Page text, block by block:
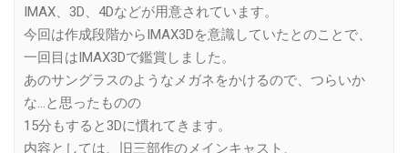
IMAX、3D、4Dなどが用意されています。
今回は作成段階からIMAX3Dを意識していたとのことで、
一回目はIMAX3Dで鑑賞しました。
あのサングラスのようなメガネをかけるので、つらいか
な…と思ったものの
15分もすると3Dに慣れてきます。
内容としては、旧三部作のメインキャスト、